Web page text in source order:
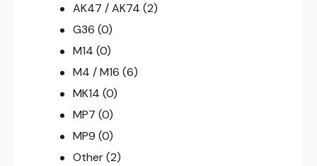
AK47 / AK74 (2)
G36 (0)
M14 (0)
M4 / M16 (6)
MK14 (0)
MP7 (0)
MP9 (0)
Other (2)